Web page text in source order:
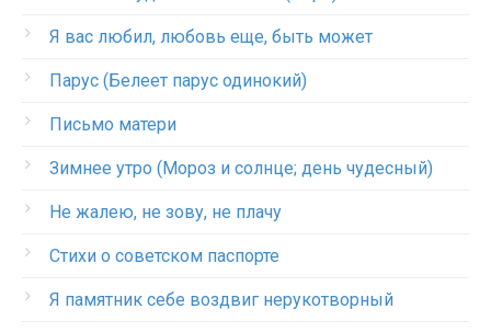
Я вас любил, любовь еще, быть может
Парус (Белеет парус одинокий)
Письмо матери
Зимнее утро (Мороз и солнце; день чудесный)
Не жалею, не зову, не плачу
Стихи о советском паспорте
Я памятник себе воздвиг нерукотворный